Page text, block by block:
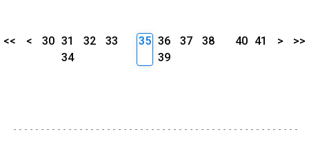
<< < 30 31 32
33
34
35 36 37
38
39
40 41 > >>